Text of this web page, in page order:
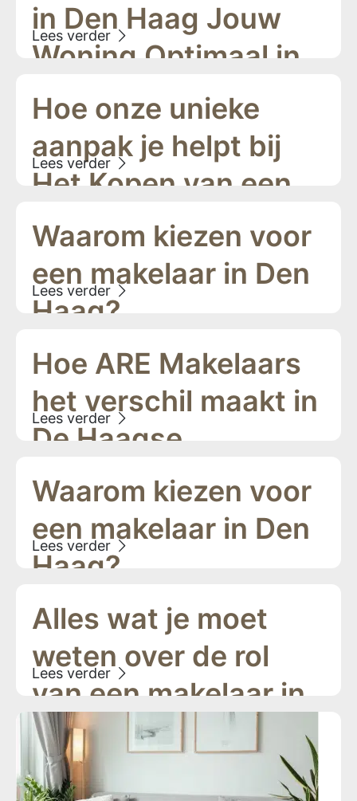
in Den Haag Jouw
Woning Optimaal in
De Markt Zetten
Hoe onze unieke
aanpak je helpt bij
Het Kopen van een
huis in Den Haag
Waarom kiezen voor
een makelaar in Den
Haag?
Hoe ARE Makelaars
het verschil maakt in
De Haagse
Woningmarkt
Waarom kiezen voor
een makelaar in Den
Haag?
Alles wat je moet
weten over de rol
van een makelaar in
Den Haag